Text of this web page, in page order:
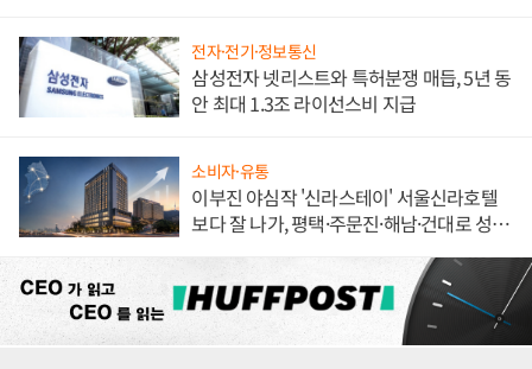
전자·전기·정보통신
삼성전자 넷리스트와 특허분쟁 매듭, 5년 동
안 최대 1.3조 라이선스비 지급
소비자·유통
이부진 야심작 '신라스테이' 서울신라호텔
보다 잘 나가, 평택·주문진·해남·건대로 성